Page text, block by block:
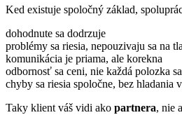
Ked existuje spoločný základ,
dohodnute sa dodrzuje
problémy sa riesia, nepouzivaju sa na
komunikácia je priama, ale korekna
odbornosť sa ceni, nie každá polozka
chyby sa riesia spoločne, bez hladania
Taky klient váš vidi ako partnera, nie